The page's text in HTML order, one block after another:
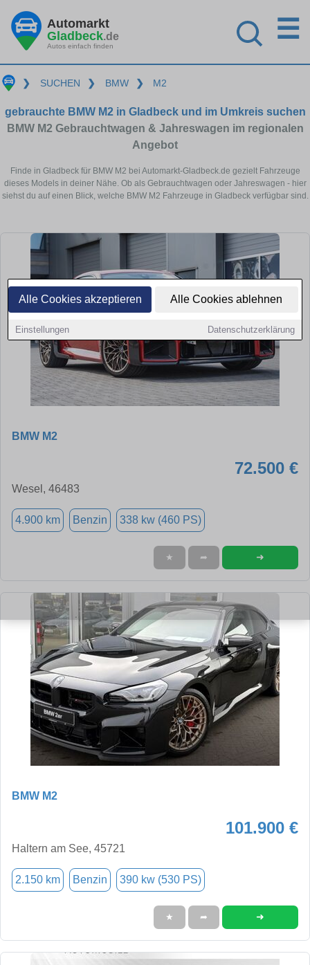
Alle Cookies akzeptieren Alle Cookies ablehnen
Einstellungen Datenschutzerklärung
Automarkt
Gladbeck.de
Autos einfach finden
☰
❯ SUCHEN ❯ BMW ❯ M2
gebrauchte BMW M2 in Gladbeck und im Umkreis suchen
BMW M2 Gebrauchtwagen & Jahreswagen im regionalen
Angebot
Finde in Gladbeck für BMW M2 bei Automarkt-Gladbeck.de gezielt Fahrzeuge
dieses Models in deiner Nähe. Ob als Gebrauchtwagen oder Jahreswagen - hier
siehst du auf einen Blick, welche BMW M2 Fahrzeuge in Gladbeck verfügbar sind.
BMW M2
72.500 €
Wesel, 46483
4.900 km Benzin 338 kw (460 PS)
★ ➦ ➜
BMW M2
101.900 €
Haltern am See, 45721
2.150 km Benzin 390 kw (530 PS)
★ ➦ ➜